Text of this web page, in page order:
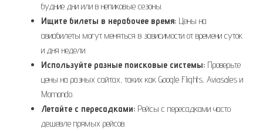
будние дни или в непиковые сезоны.
Ищите билеты в нерабочее время: Цены на
авиабилеты могут меняться в зависимости от времени суток
и дня недели.
Используйте разные поисковые системы: Проверьте
цены на разных сайтах, таких как Google Flights, Aviasales и
Momondo.
Летайте с пересадками: Рейсы с пересадками часто
дешевле прямых рейсов.